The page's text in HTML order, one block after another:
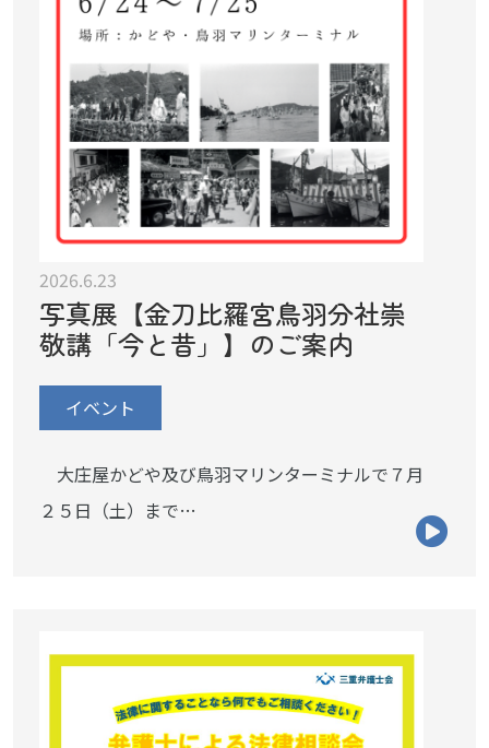
2026.6.23
写真展【金刀比羅宮鳥羽分社崇
敬講「今と昔」】のご案内
イベント
大庄屋かどや及び鳥羽マリンターミナルで７月
２５日（土）まで…